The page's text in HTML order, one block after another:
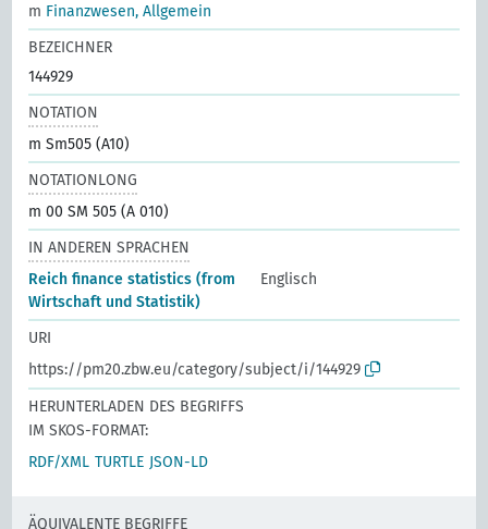
m Finanzwesen, Allgemein
BEZEICHNER
144929
NOTATION
m Sm505 (A10)
NOTATIONLONG
m 00 SM 505 (A 010)
IN ANDEREN SPRACHEN
Reich finance statistics (from
Wirtschaft und Statistik)
Englisch
URI
https://pm20.zbw.eu/category/subject/i/144929
HERUNTERLADEN DES BEGRIFFS
IM SKOS-FORMAT:
RDF/XML TURTLE JSON-LD
ÄQUIVALENTE BEGRIFFE